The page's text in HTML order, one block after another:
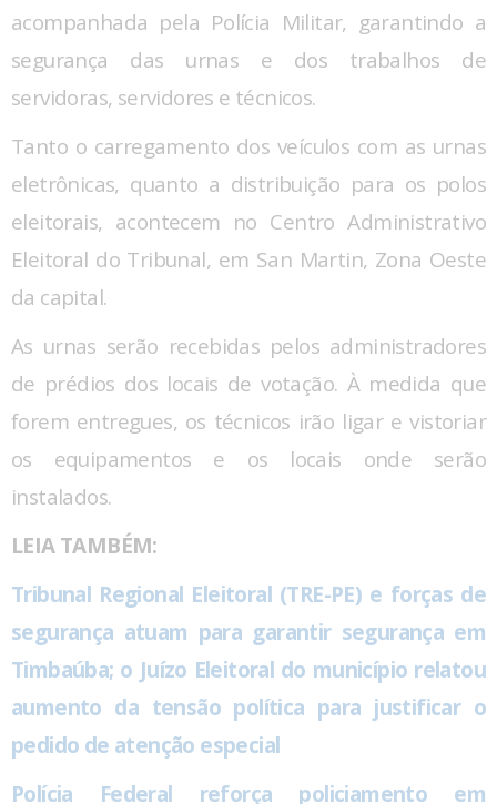
acompanhada pela Polícia Militar, garantindo a
segurança das urnas e dos trabalhos de
servidoras, servidores e técnicos.
Tanto o carregamento dos veículos com as urnas
eletrônicas, quanto a distribuição para os polos
eleitorais, acontecem no Centro Administrativo
Eleitoral do Tribunal, em San Martin, Zona Oeste
da capital.
As urnas serão recebidas pelos administradores
de prédios dos locais de votação. À medida que
forem entregues, os técnicos irão ligar e vistoriar
os equipamentos e os locais onde serão
instalados.
LEIA TAMBÉM:
Tribunal Regional Eleitoral (TRE-PE) e forças de
segurança atuam para garantir segurança em
Timbaúba; o Juízo Eleitoral do município relatou
aumento da tensão política para justificar o
pedido de atenção especial
Polícia Federal reforça policiamento em